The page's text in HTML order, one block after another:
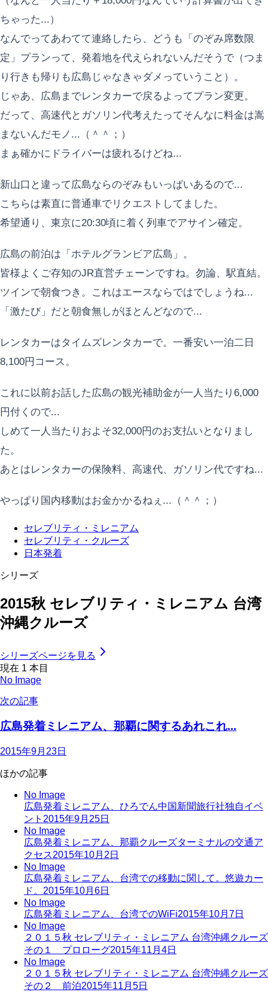
ちゃった...）
なんでってあわてて連絡したら、どうも「のぞみ席数限
定」プランって、発着地を代えられないんだそうで（つま
り行きも帰りも広島じゃなきゃダメっていうこと）。
じゃあ、広島までレンタカーで戻るよってプラン変更。
だって、高速代とガソリン代考えたってそんなに料金は嵩
まないんだモノ...（＾＾；）
まぁ確かにドライバーは疲れるけどね...
新山口と違って広島ならのぞみもいっぱいあるので...
こちらは素直に普通車でリクエストしてました。
希望通り、東京に20:30頃に着く列車でアサイン確定。
広島の前泊は「ホテルグランビア広島」。
皆様よくご存知のJR直営チェーンですね。勿論、駅直結。
ツインで朝食つき。これはエースならではでしょうね...
「激たび」だと朝食無しがほとんどなので...
レンタカーはタイムズレンタカーで。一番安い一泊二日
8,100円コース。
これに以前お話した広島の観光補助金が一人当たり6,000
円付くので...
しめて一人当たりおよそ32,000円のお支払いとなりまし
た。
あとはレンタカーの保険料、高速代、ガソリン代ですね...
やっぱり国内移動はお金かかるねぇ...（＾＾；）
セレブリティ・ミレニアム
セレブリティ・クルーズ
日本発着
シリーズ
2015秋 セレブリティ・ミレニアム 台湾
沖縄クルーズ
シリーズページを見る
現在 1 本目
No Image
次の記事
広島発着ミレニアム、那覇に関するあれこれ...
2015年9月23日
ほかの記事
No Image
広島発着ミレニアム、ひろでん中国新聞旅行社独自イベ
ント 2015年9月25日
No Image
広島発着ミレニアム、那覇クルーズターミナルの交通ア
クセス2015年10月2日
No Image
広島発着ミレニアム、台湾での移動に関して。悠遊カー
ド。 2015年10月6日
No Image
広島発着ミレニアム、台湾でのWiFi2015年10月7日
No Image
２０１５秋 セレブリティ・ミレニアム 台湾沖縄クルーズ
その１ プロローグ2015年11月4日
No Image
２０１５秋 セレブリティ・ミレニアム 台湾沖縄クルーズ
その２ 前泊2015年11月5日